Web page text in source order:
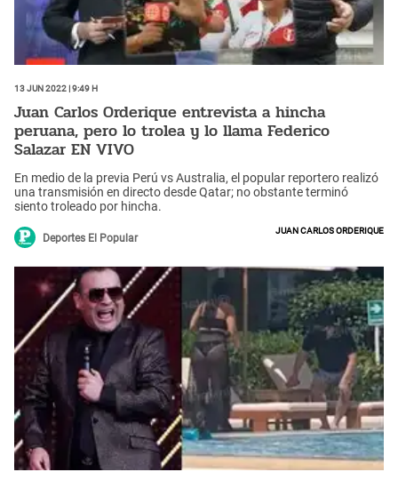
13 Jun 2022 | 9:49 h
Juan Carlos Orderique entrevista a hincha
peruana, pero lo trolea y lo llama Federico
Salazar EN VIVO
En medio de la previa Perú vs Australia, el popular reportero realizó
una transmisión en directo desde Qatar; no obstante terminó
siento troleado por hincha.
Deportes El Popular
Juan Carlos Orderique